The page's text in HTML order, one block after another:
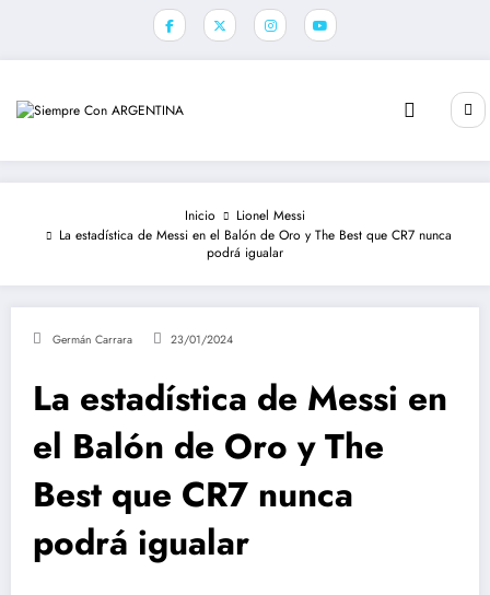
Inicio
Lionel Messi
La estadística de Messi en el Balón de Oro y The Best que CR7 nunca
podrá igualar
Germán Carrara 23/01/2024
La estadística de Messi en
el Balón de Oro y The
Best que CR7 nunca
podrá igualar